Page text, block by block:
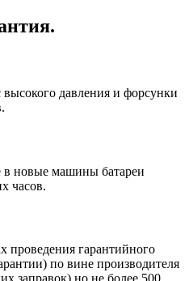
давления и форсунки
в новые машины батареи
часов.
проведения гарантийного
по вине производителя
заправок) но не более 500